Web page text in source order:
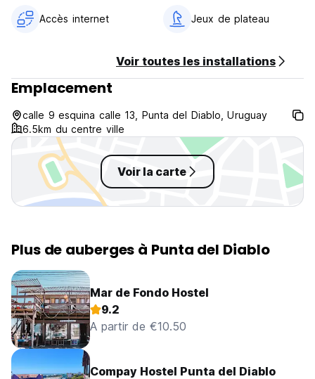
Accès internet Jeux de plateau
Voir toutes les installations
Emplacement
calle 9 esquina calle 13, Punta del Diablo, Uruguay
6.5km du centre ville
Voir la carte
Plus de auberges à Punta del Diablo
Mar de Fondo Hostel
9.2
A partir de €10.50
Compay Hostel Punta del Diablo